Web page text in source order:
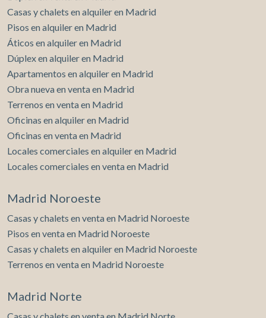
Casas y chalets en alquiler en Madrid
Pisos en alquiler en Madrid
Áticos en alquiler en Madrid
Dúplex en alquiler en Madrid
Apartamentos en alquiler en Madrid
Obra nueva en venta en Madrid
Terrenos en venta en Madrid
Oficinas en alquiler en Madrid
Oficinas en venta en Madrid
Locales comerciales en alquiler en Madrid
Locales comerciales en venta en Madrid
Madrid Noroeste
Casas y chalets en venta en Madrid Noroeste
Pisos en venta en Madrid Noroeste
Casas y chalets en alquiler en Madrid Noroeste
Terrenos en venta en Madrid Noroeste
Madrid Norte
Casas y chalets en venta en Madrid Norte